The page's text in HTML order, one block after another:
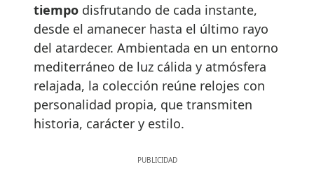
tiempo disfrutando de cada instante,
desde el amanecer hasta el último rayo
del atardecer. Ambientada en un entorno
mediterráneo de luz cálida y atmósfera
relajada, la colección reúne relojes con
personalidad propia, que transmiten
historia, carácter y estilo.